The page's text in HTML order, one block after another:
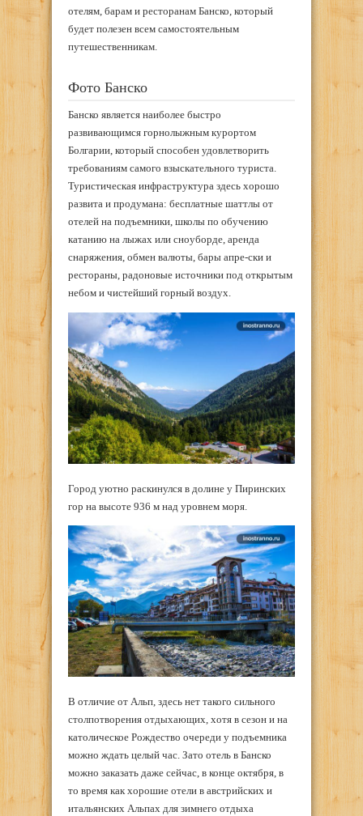
отелям, барам и ресторанам Банско, который
будет полезен всем самостоятельным
путешественникам.
Фото Банско
Банско является наиболее быстро
развивающимся горнолыжным курортом
Болгарии, который способен удовлетворить
требованиям самого взыскательного туриста.
Туристическая инфраструктура здесь хорошо
развита и продумана: бесплатные шаттлы от
отелей на подъемники, школы по обучению
катанию на лыжах или сноуборде, аренда
снаряжения, обмен валюты, бары апре-ски и
рестораны, радоновые источники под открытым
небом и чистейший горный воздух.
Город уютно раскинулся в долине у Пиринских
гор на высоте 936 м над уровнем моря.
В отличие от Альп, здесь нет такого сильного
столпотворения отдыхающих, хотя в сезон и на
католическое Рождество очереди у подъемника
можно ждать целый час. Зато отель в Банско
можно заказать даже сейчас, в конце октября, в
то время как хорошие отели в австрийских и
итальянских Альпах для зимнего отдыха